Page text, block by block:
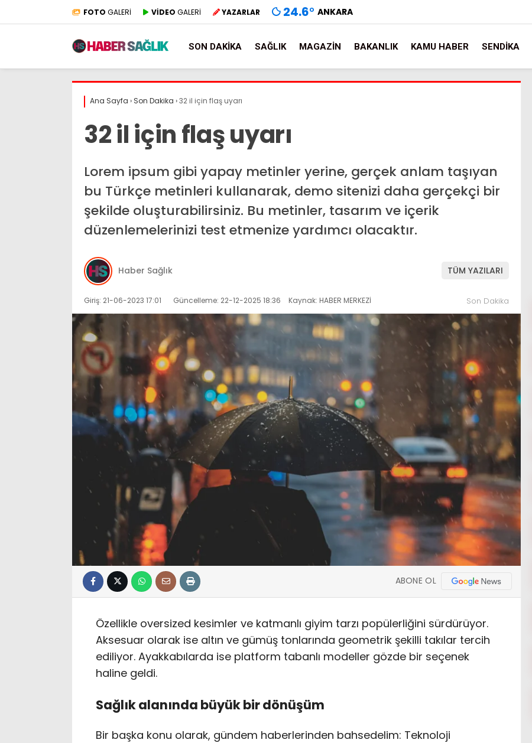
FOTO GALERİ VİDEO GALERİ YAZARLAR 24.6° ANKARA
SON DAKIKA SAĞLIK MAGAZIN BAKANLIK KAMU HABER SENDIKA
Ana Sayfa › Son Dakika ›32 il için flaş uyarı
32 il için flaş uyarı
Lorem ipsum gibi yapay metinler yerine, gerçek anlam taşıyan
bu Türkçe metinleri kullanarak, demo sitenizi daha gerçekçi bir
şekilde oluşturabilirsiniz. Bu metinler, tasarım ve içerik
düzenlemelerinizi test etmenize yardımcı olacaktır.
Haber Sağlık TÜM YAZILARI
Giriş: 21-06-2023 17:01 Güncelleme: 22-12-2025 18:36 Kaynak: HABER MERKEZİ Son Dakika
ABONE OL
Özellikle oversized kesimler ve katmanlı giyim tarzı popülerliğini sürdürüyor.
Aksesuar olarak ise altın ve gümüş tonlarında geometrik şekilli takılar tercih
ediliyor. Ayakkabılarda ise platform tabanlı modeller gözde bir seçenek
haline geldi.
Sağlık alanında büyük bir dönüşüm
Bir başka konu olarak, gündem haberlerinden bahsedelim: Teknoloji